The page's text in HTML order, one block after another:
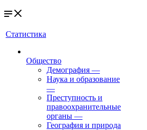
Статистика
Общество
Демография —
Наука и образование
—
Преступность и
правоохранительные
органы —
География и природа